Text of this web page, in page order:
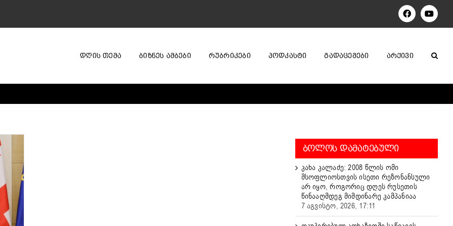
Facebook
ᲓᲦᲘᲡ ᲗᲔᲛᲐ ᲑᲘᲖᲜᲔᲡ ᲐᲛᲑᲔᲑᲘ ᲠᲣᲑᲠᲘᲙᲔᲑᲘ ᲞᲝᲓᲙᲐᲡᲢᲘ ᲒᲐᲓᲐᲪᲔᲛᲔᲑᲘ ᲐᲠᲥᲘᲕᲘ
ᲑᲝᲚᲝᲡ ᲓᲐᲛᲐᲢᲔᲑᲣᲚᲘ
კახა კალაძე: 2008 წლის ომი
მსოფლიოსთვის ისეთი რეზონანსული
არ იყო, როგორიც დღეს რუსეთის
წინააღმდეგ მიმდინარე კამპანიაა
7 აგვისტო, 2026, 17:11